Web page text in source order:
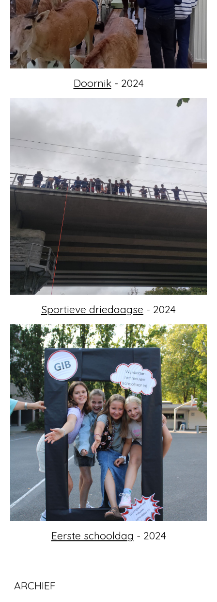
Doornik- 2024
Sportieve driedaagse - 2024
Eerste schooldag - 2024
ARCHIEF